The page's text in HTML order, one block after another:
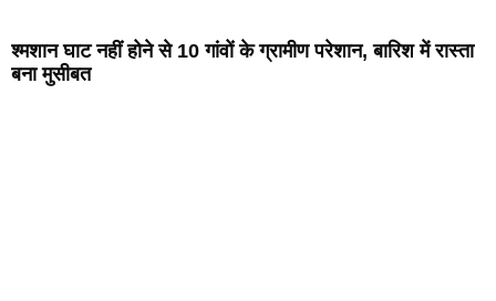
श्मशान घाट नहीं होने से 10 गांवों के ग्रामीण परेशान, बारिश में रास्ता
बना मुसीबत